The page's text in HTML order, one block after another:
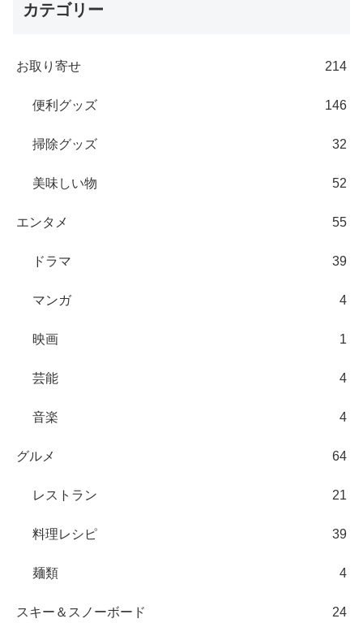
カテゴリー
お取り寄せ 214
便利グッズ 146
掃除グッズ 32
美味しい物 52
エンタメ 55
ドラマ 39
マンガ 4
映画 1
芸能 4
音楽 4
グルメ 64
レストラン 21
料理レシピ 39
麺類 4
スキー＆スノーボード 24